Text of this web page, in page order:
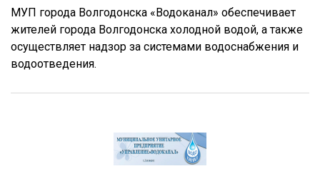
МУП города Волгодонска «Водоканал» обеспечивает
жителей города Волгодонска холодной водой, а также
осуществляет надзор за системами водоснабжения и
водоотведения.